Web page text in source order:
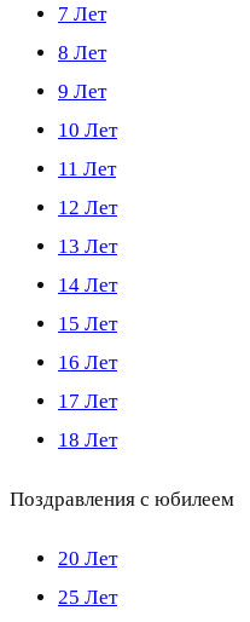
7 Лет
8 Лет
9 Лет
10 Лет
11 Лет
12 Лет
13 Лет
14 Лет
15 Лет
16 Лет
17 Лет
18 Лет
Поздравления с юбилеем
20 Лет
25 Лет